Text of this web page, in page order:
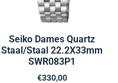
Seiko Dames Quartz
Staal/Staal 22.2X33mm
SWR083P1
€330,00